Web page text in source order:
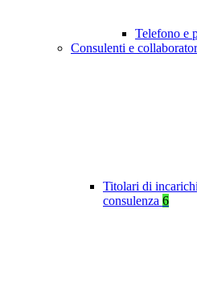
Telefono e
Consulenti e
Titolari di
consulenza 6